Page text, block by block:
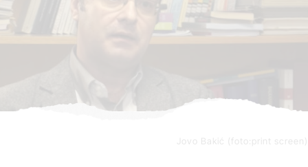
Jovo Bakić (foto:print screen)